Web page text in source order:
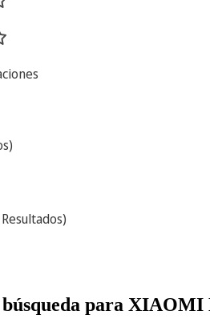
)
Resultados)
búsqueda para